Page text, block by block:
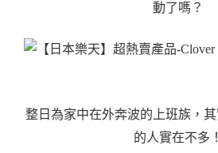
動了嗎？
整日為家中在外奔波的上班族，
的人實在不多！